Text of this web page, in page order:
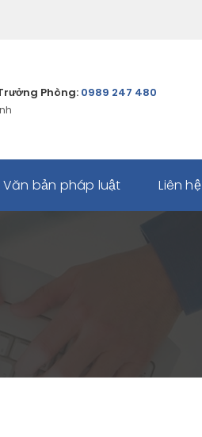
Phòng: 0989 247 480
Văn bản pháp luật Liên hệ